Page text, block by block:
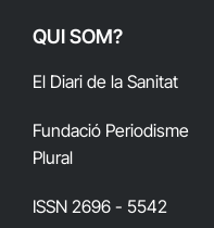
QUI SOM?
El Diari de la Sanitat
Fundació Periodisme
Plural
ISSN 2696 - 5542